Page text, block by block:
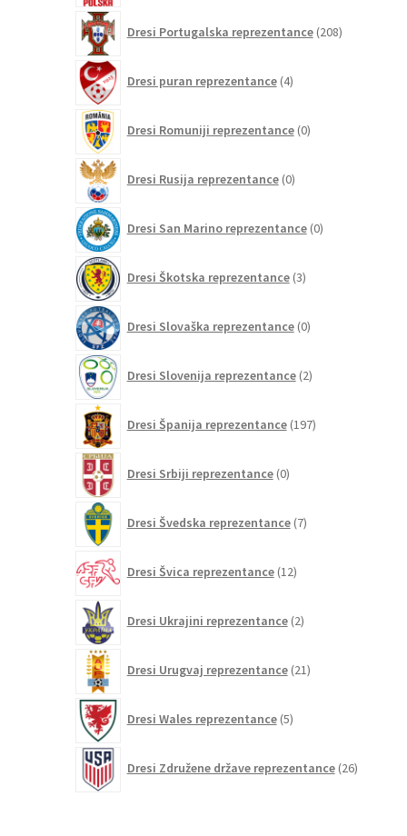
Dresi Portugalska reprezentance 208izdelkov
Dresi puran reprezentance 4izdelki
Dresi Romuniji reprezentance 0izdelkov
Dresi Rusija reprezentance 0izdelkov
Dresi San Marino reprezentance 0izdelkov
Dresi Škotska reprezentance 3izdelki
Dresi Slovaška reprezentance 0izdelkov
Dresi Slovenija reprezentance 2izdelka
Dresi Španija reprezentance 197izdelkov
Dresi Srbiji reprezentance 0izdelkov
Dresi Švedska reprezentance 7izdelkov
Dresi Švica reprezentance 12izdelkov
Dresi Ukrajini reprezentance 2izdelka
Dresi Urugvaj reprezentance 21izdelkov
Dresi Wales reprezentance 5izdelkov
Dresi Združene države reprezentance 26izdelkov